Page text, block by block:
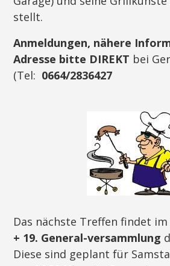
stellt.
Anmeldungen, nähere
Adresse bitte DIREKT bei
(Tel: 0664/2836427
Das nächste Treffen findet
+ 19. General-versammlung
Diese sind geplant für